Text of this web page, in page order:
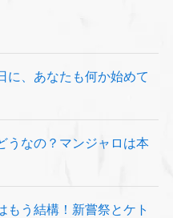
に、あなたも何か始めて
うなの？マンジャロは本
もう結構！新嘗祭とケト